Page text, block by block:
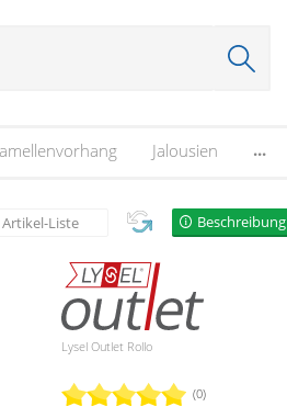
Jalousien ...
Artikel-Liste Beschreibung
Lysel Outlet Rollo
(0)